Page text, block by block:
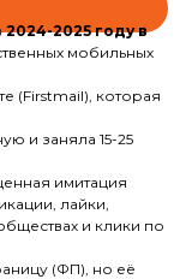
2024-2025 году в
мобильных
(Firstmail), которая
и заняла 15-25
имитация
лайки,
и клики по
(ФП), но её